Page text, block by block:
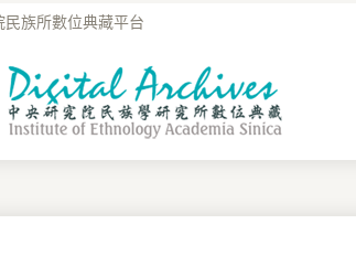
民族所數位典藏平台